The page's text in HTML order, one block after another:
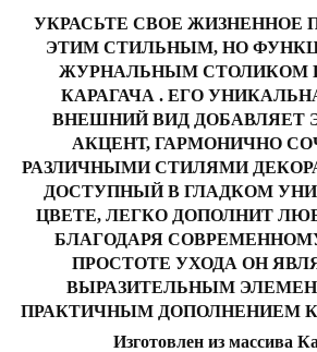
УКРАСЬТЕ СВОЕ ЖИЗНЕННОЕ
ЭТИМ СТИЛЬНЫМ, НО
ЖУРНАЛЬНЫМ СТОЛИКОМ
КАРАГАЧА . ЕГО
ВНЕШНИЙ ВИД ДОБАВЛЯЕТ
АКЦЕНТ, ГАРМОНИЧНО
РАЗЛИЧНЫМИ СТИЛЯМИ
ДОСТУПНЫЙ В ГЛАДКОМ
ЦВЕТЕ, ЛЕГКО ДОПОЛНИТ
БЛАГОДАРЯ
ПРОСТОТЕ УХОДА ОН
ВЫРАЗИТЕЛЬНЫМ
ПРАКТИЧНЫМ ДОПОЛНЕНИЕМ
Изготовлен из массива